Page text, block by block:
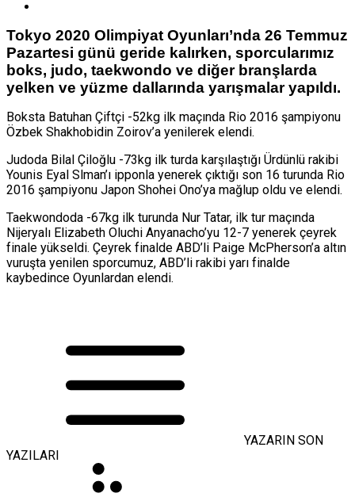
Tokyo 2020 Olimpiyat Oyunları’nda 26 Temmuz
Pazartesi günü geride kalırken, sporcularımız
boks, judo, taekwondo ve diğer branşlarda
yelken ve yüzme dallarında yarışmalar yapıldı.
Boksta Batuhan Çiftçi -52kg ilk maçında Rio 2016 şampiyonu
Özbek Shakhobidin Zoirov’a yenilerek elendi.
Judoda Bilal Çiloğlu -73kg ilk turda karşılaştığı Ürdünlü rakibi
Younis Eyal Slman’ı ipponla yenerek çıktığı son 16 turunda Rio
2016 şampiyonu Japon Shohei Ono’ya mağlup oldu ve elendi.
Taekwondoda -67kg ilk turunda Nur Tatar, ilk tur maçında
Nijeryalı Elizabeth Oluchi Anyanacho’yu 12-7 yenerek çeyrek
finale yükseldi. Çeyrek finalde ABD’li Paige McPherson’a altın
vuruşta yenilen sporcumuz, ABD’li rakibi yarı finalde
kaybedince Oyunlardan elendi.
YAZARIN SON
YAZILARI